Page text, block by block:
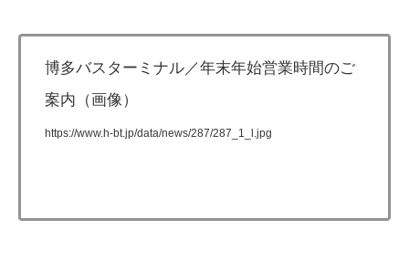
博多バスターミナル／年末年始営業時間のご
案内（画像）
https://www.h-bt.jp/data/news/287/287_1_l.jpg